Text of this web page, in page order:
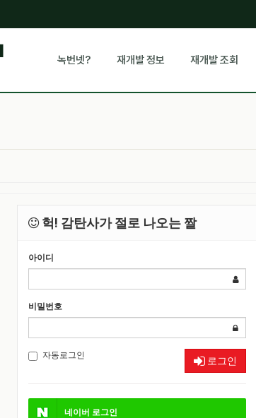
녹번넷? 재개발 정보 재개발 조회
헉! 감탄사가 절로 나오는 짤
아이디
비밀번호
자동로그인 로그인
네이버 로그인